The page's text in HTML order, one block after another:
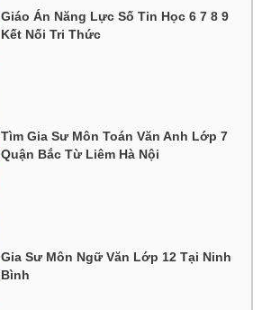
Giáo Án Năng Lực Số Tin Học 6 7 8 9
Kết Nối Tri Thức
Tìm Gia Sư Môn Toán Văn Anh Lớp 7
Quận Bắc Từ Liêm Hà Nội
Gia Sư Môn Ngữ Văn Lớp 12 Tại Ninh
Bình